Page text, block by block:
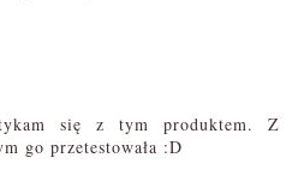
się z tym produktem. Z
go przetestowała :D